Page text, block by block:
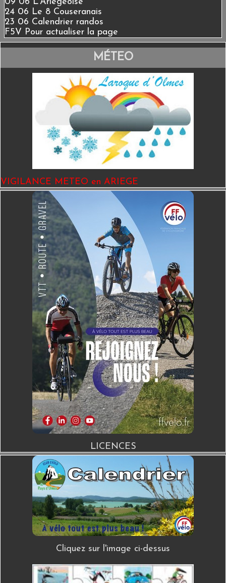
24 06 Le 8 Couseranais
23 06 Calendrier randos
F5V Pour actualiser la page
MÉTEO
VIGILANCE METEO en ARIEGE
LICENCES
Cliquez sur l'image ci-dessus